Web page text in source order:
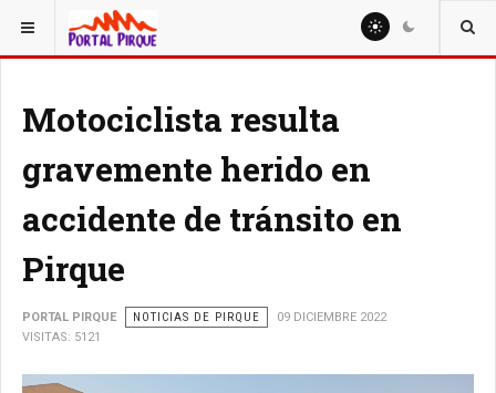
ESTÁ AQUÍ: NOTICIAS
Motociclista resulta
gravemente herido en
accidente de tránsito en
Pirque
PORTAL PIRQUE NOTICIAS DE PIRQUE
09 DICIEMBRE 2022
VISITAS: 5121